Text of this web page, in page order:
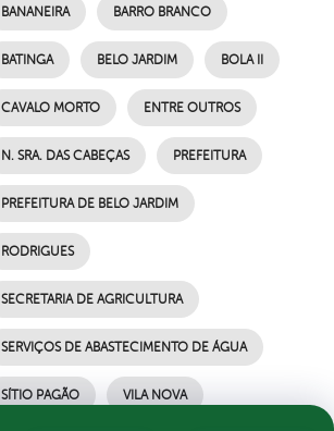
BANANEIRA BARRO BRANCO
BATINGA BELO JARDIM BOLA II
CAVALO MORTO ENTRE OUTROS
N. SRA. DAS CABEÇAS PREFEITURA
PREFEITURA DE BELO JARDIM
RODRIGUES
SECRETARIA DE AGRICULTURA
SERVIÇOS DE ABASTECIMENTO DE ÁGUA
SÍTIO PAGÃO VILA NOVA